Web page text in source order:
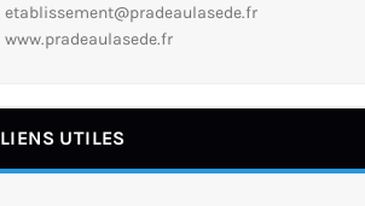
etablissement@pradeaulasede.fr
www.pradeaulasede.fr
LIENS UTILES